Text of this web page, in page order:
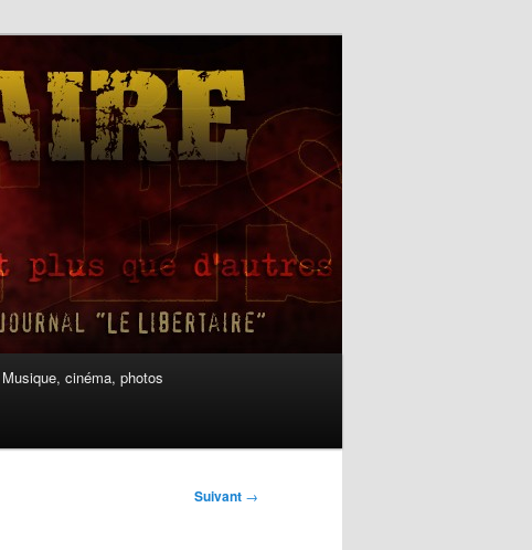
Musique, cinéma, photos
Suivant →